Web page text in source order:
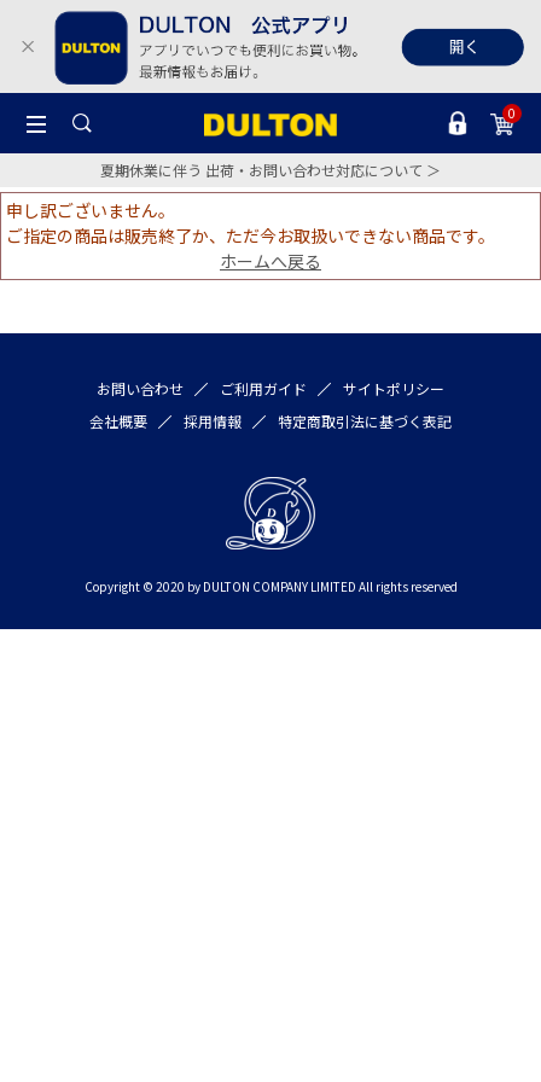
0
夏期休業に伴う 出荷・お問い合わせ対応について ＞
申し訳ございません。
ご指定の商品は販売終了か、ただ今お取扱いできない商品です。
ホームへ戻る
お問い合わせ ご利用ガイド
サイトポリシー
会社概要
採用情報 特定商取引法に基づく表記
Copyright © 2020 by DULTON COMPANY LIMITED All rights reserved